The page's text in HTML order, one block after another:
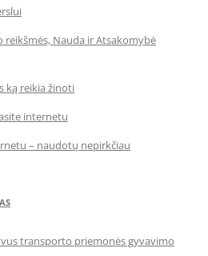
Nauda ir Atsakomybė
ką reikia žinoti
internetu
– naudotų nepirkčiau
transporto priemonės gyvavimo